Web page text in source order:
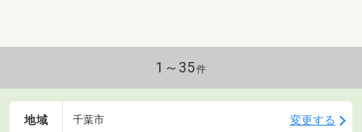
1～35件
地域 千葉市 変更する